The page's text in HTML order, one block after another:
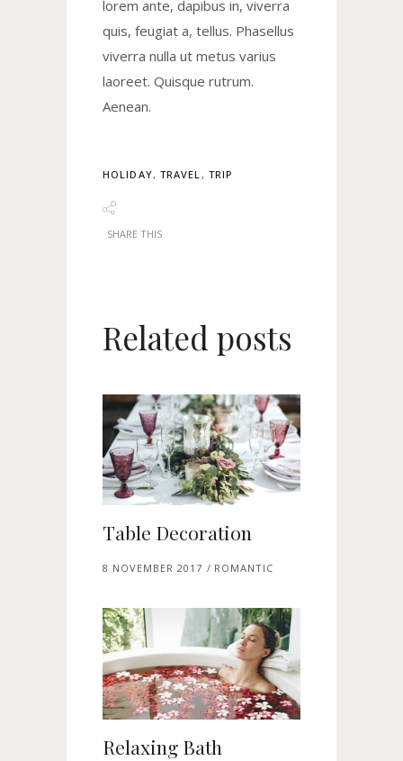
lorem ante, dapibus in, viverra
quis, feugiat a, tellus. Phasellus
viverra nulla ut metus varius
laoreet. Quisque rutrum.
Aenean.
HOLIDAY, TRAVEL , TRIP
SHARE THIS
Related posts
Table Decoration
8 NOVEMBER 2017 ROMANTIC
Relaxing Bath